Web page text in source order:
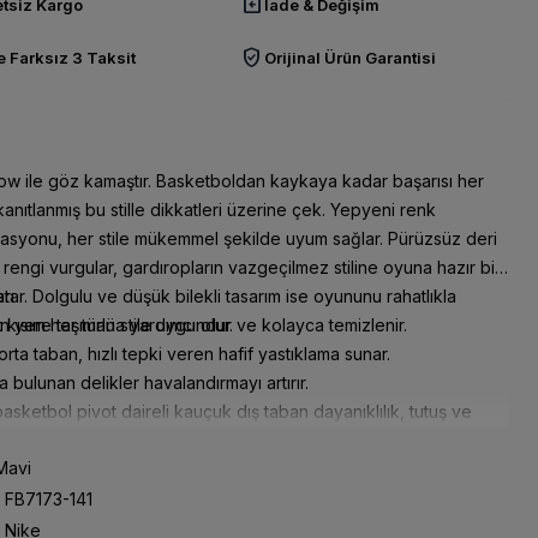
Kargo İade & Değişim
Farksız 3 Taksit verified_user Orijinal Ürün Garantisi
ile göz kamaştır. Basketboldan kaykaya kadar başarısı her
bu stille dikkatleri üzerine çek. Yepyeni renk
her stile mükemmel şekilde uyum sağlar. Pürüzsüz deri
rengi vurgular, gardıropların vazgeçilmez stiline oyuna hazır bir
Dolgulu ve düşük bilekli tasarım ise oyununu rahatlıkla
yere taşımana yardımcı olur.
kısım her türlü stile uygundur ve kolayca temizlenir.
taban, hızlı tepki veren hafif yastıklama sunar.
bulunan delikler havalandırmayı artırır.
pivot daireli kauçuk dış taban dayanıklılık, tutuş ve
FB7173-141
Nike